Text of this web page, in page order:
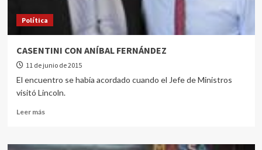
Política
CASENTINI CON ANÍBAL FERNÁNDEZ
11 de junio de 2015
El encuentro se había acordado cuando el Jefe de Ministros
visitó Lincoln.
Leer más